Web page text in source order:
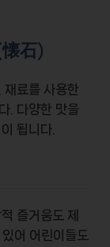
石)
재료를 사용한
. 다양한 맛을
됩니다.
즐거움도 제
어 어린이들도